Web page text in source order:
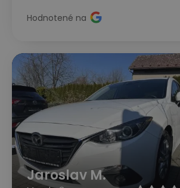
Hodnotené na
Jaroslav M.